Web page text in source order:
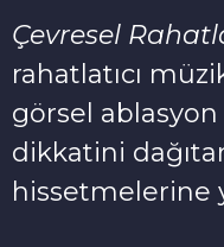
Çevresel
rahatlatıcı
görsel
dikkatini
hissetmelerine